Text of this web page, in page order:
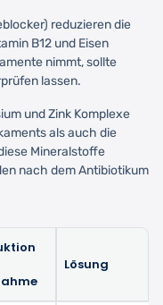
reduzieren die
B12 und Eisen
nimmt, sollte
lassen.
und Zink Komplexe
als auch die
Mineralstoffe
nach dem Antibiotikum
Lösung